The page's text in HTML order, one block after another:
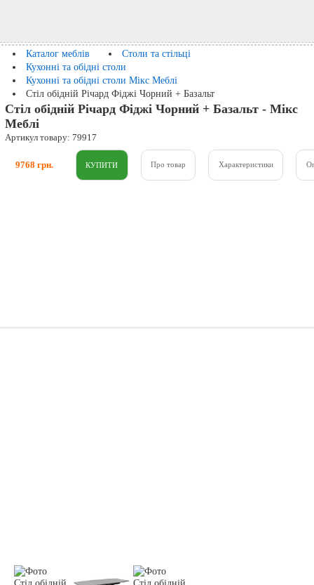
Каталог меблів
Столи та стільці
Кухонні та обідні столи
Кухонні та обідні столи Мікс Меблі
Стіл обідній Річард Фіджі Чорний + Базальт
Стіл обідній Річард Фіджі Чорний + Базальт - Мікс
Меблі
Артикул товару: 79917
9768 грн. Про товар Характеристики